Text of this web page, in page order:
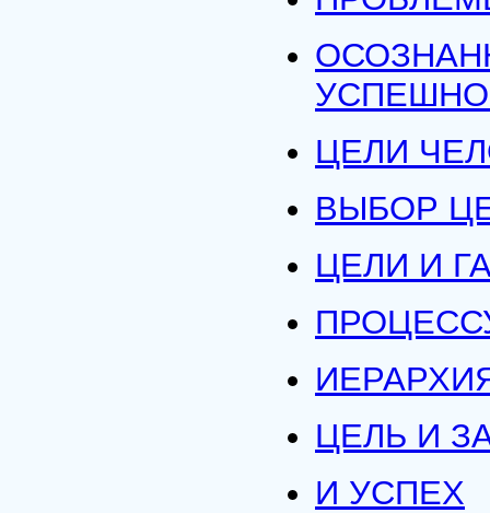
ЦЕЛИ
ВЫБОР
ЦЕЛИ И
ЦЕЛЬ И
И УСПЕХ